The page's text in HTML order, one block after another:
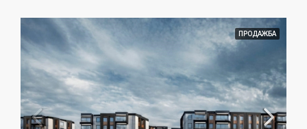
ПРОДАЖБА